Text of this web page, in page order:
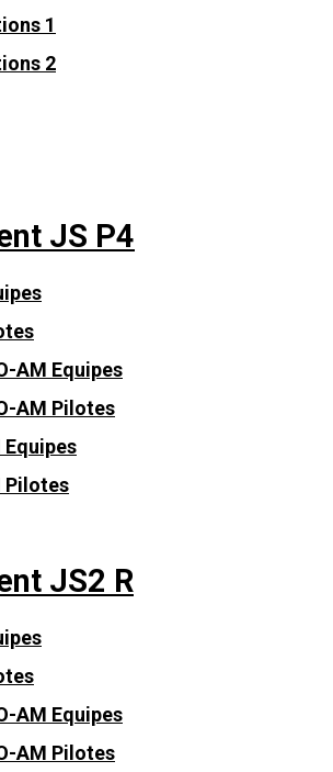
1
2
JS P4
AM Equipes
AM Pilotes
Equipes
Pilotes
JS2 R
AM Equipes
AM Pilotes